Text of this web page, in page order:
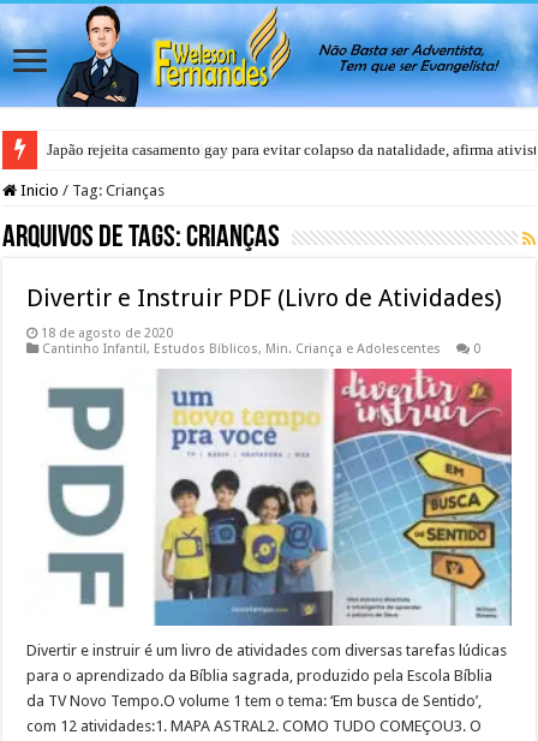
Japão rejeita casamento gay para evitar colapso da natalidade, afirma
Inicio / Tag:Crianças
Arquivos de Tags:Crianças
Divertir e Instruir PDF (Livro de Atividades)
18 de agosto de 2020
Cantinho Infantil, Estudos Bíblicos, Min. Criança e Adolescentes 0
Divertir e instruir é um livro de atividades com diversas tarefas lúdicas
para o aprendizado da Bíblia sagrada, produzido pela Escola Bíblia
da TV Novo Tempo.O volume 1 tem o tema: ‘Em busca de Sentido’,
com 12 atividades:1. MAPA ASTRAL2. COMO TUDO COMEÇOU3. O